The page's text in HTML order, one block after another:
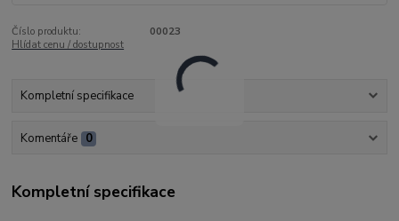
Číslo produktu:
00023
Hlídat cenu / dostupnost
Kompletní specifikace
Komentáře 0
Kompletní specifikace